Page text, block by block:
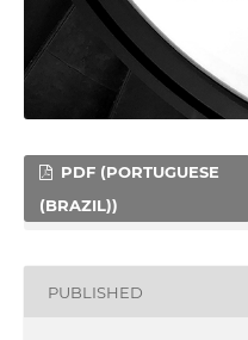
PDF (PORTUGUESE
(BRAZIL))
PUBLISHED